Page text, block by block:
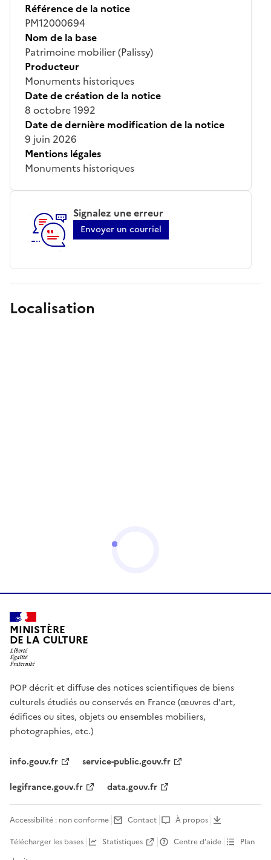
Référence de la notice
PM12000694
Nom de la base
Patrimoine mobilier (Palissy)
Producteur
Monuments historiques
Date de création de la notice
8 octobre 1992
Date de dernière modification de la notice
9 juin 2026
Mentions légales
Monuments historiques
Signalez une erreur
Envoyer un courriel
Localisation
MINISTÈRE
DE LA CULTURE
POP décrit et diffuse des notices scientifiques de biens
culturels étudiés ou conservés en France (œuvres d'art,
édifices ou sites, objets ou ensembles mobiliers,
photographies, etc.)
info.gouv.fr
service-public.gouv.fr
legifrance.gouv.fr
data.gouv.fr
Accessibilité : non conforme Contact
À propos
Télécharger les bases
Statistiques Centre d’aide
Plan